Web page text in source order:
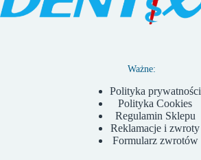
Ważne:
Polityka prywatności
Polityka Cookies
Regulamin Sklepu
Reklamacje i zwroty
Formularz zwrotów